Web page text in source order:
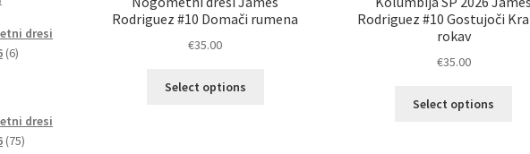
Rodriguez #10 Domači rumena
€35.00
Select options
Rodriguez #10 Gostujoči
rokav
€35.00
Select options
dresi
66
dresi
7575